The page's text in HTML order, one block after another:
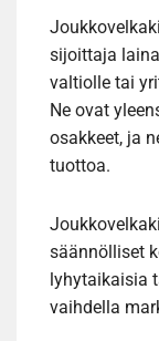
sijoittaja
valtiolle tai
Ne ovat
osakkeet, ja
tuottoa.
säännölliset
lyhytaikaisia
vaihdella